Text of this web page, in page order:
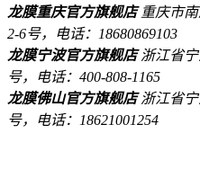
龙膜重庆官方旗舰店重庆市
2-6号，电话：18680869103
龙膜宁波官方旗舰店浙江省
号，电话：400-808-1165
龙膜佛山官方旗舰店浙江省
号，电话：18621001254